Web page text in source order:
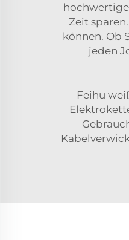
Zeit
können. Ob
jeden
Feihu